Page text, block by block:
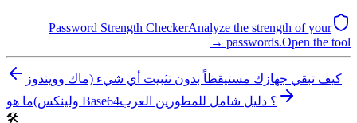
Password Strength CheckerAnalyze the strength of your
passwords.Open the tool →
كيف تبقي جهازك مستيقظاً بدون تثبيت أي شيء (ماك وويندوز
ولينكس)
ما هو Base64؟ دليل شامل للمطورين العرب
🛠️